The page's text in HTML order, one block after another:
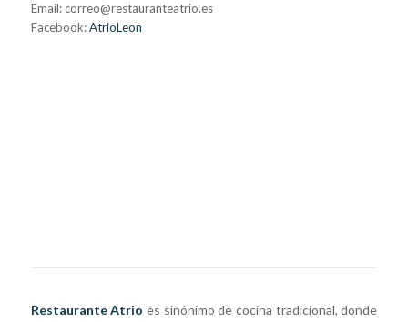
Email: correo@restauranteatrio.es
Facebook:AtrioLeon
Restaurante Atrio es sinónimo de cocina tradicional, donde